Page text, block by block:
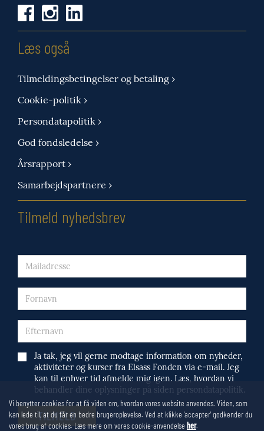
Læs også
Tilmeldingsbetingelser og betaling ›
Cookie-politik ›
Persondatapolitik ›
God fondsledelse ›
Årsrapport ›
Samarbejdspartnere ›
Tilmeld nyhedsbrev
Ja tak, jeg vil gerne modtage information om nyheder,
aktiviteter og kurser fra Elsass Fonden via e-mail. Jeg
kan til enhver tid afmelde mig igen. Læs, hvordan vi
behandler dine oplysninger på siden persondatapolitik.
Vi benytter cookies for at få viden om, hvordan vores website anvendes. Viden, som
kan lede til, at du får en bedre brugeroplevelse. Ved at klikke 'accepter' godkender du
vores brug af cookies. Læs mere om vores cookie-anvendelse her.